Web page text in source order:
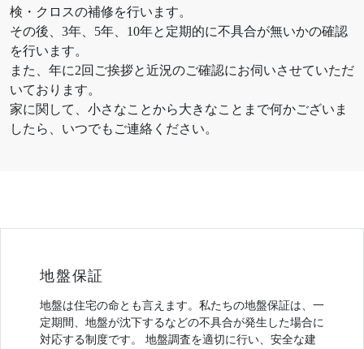
検・クロスの補修を行います。
その後、3年、5年、10年と定期的に不具合が無いかの確認
を行います。
また、年に2回ご挨拶と近況のご確認にお伺いさせていただ
いております。
家に関して、小さなことから大きなことまで何かございま
したら、いつでもご連絡ください。
地盤保証
地盤は住宅の命とも言えます。私たちの地盤保証は、一
定期間、地盤が沈下するなどの不具合が発生した場合に
対応する制度です。 地盤調査を適切に行い、安全な建